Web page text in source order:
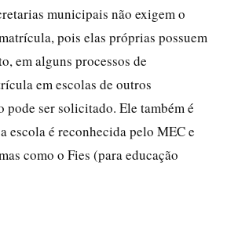
municipais não exigem o
pois elas próprias possuem
em alguns processos de
em escolas de outros
ser solicitado. Ele também é
escola é reconhecida pelo MEC e
como o Fies (para educação